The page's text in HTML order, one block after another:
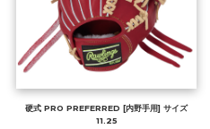
硬式 PRO PREFERRED [内野手用] サイズ
11.25